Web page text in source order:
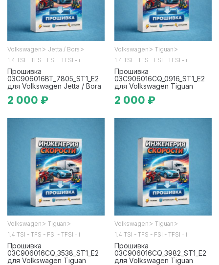
Volkswagen > Jetta / Bora >
1.4 TSI - TFS - FSI - TFSI - i
Прошивка
03C906016BT_7805_ST1_E2
для Volkswagen Jetta / Bora
2 000 ₽
Volkswagen > Tiguan >
1.4 TSI - TFS - FSI - TFSI - i
Прошивка
03C906016CQ_0916_ST1_E2
для Volkswagen Tiguan
2 000 ₽
Volkswagen > Tiguan >
1.4 TSI - TFS - FSI - TFSI - i
Прошивка
03C906016CQ_3538_ST1_E2
для Volkswagen Tiguan
Volkswagen > Tiguan >
1.4 TSI - TFS - FSI - TFSI - i
Прошивка
03C906016CQ_3982_ST1_E2
для Volkswagen Tiguan